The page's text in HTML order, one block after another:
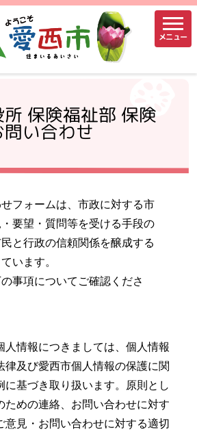
メニュー
所 保険福祉部 保険
い合わせ
フォームは、市政に対する市
要望・質問等を受ける手段の
と行政の信頼関係を醸成する
います。
事項についてご確認くださ
人情報につきましては、個人情報
律及び愛西市個人情報の保護に関
に基づき取り扱います。原則とし
ための連絡、お問い合わせに対す
意見・お問い合わせに対する適切